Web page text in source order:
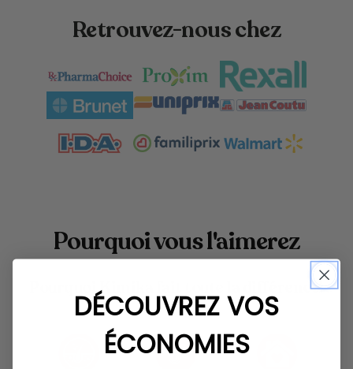
Retrouvez-nous chez
Pourquoi vous l'aimerez
Pourquoi Kimika fait toute la différence!
DÉCOUVREZ VOS
ÉCONOMIES